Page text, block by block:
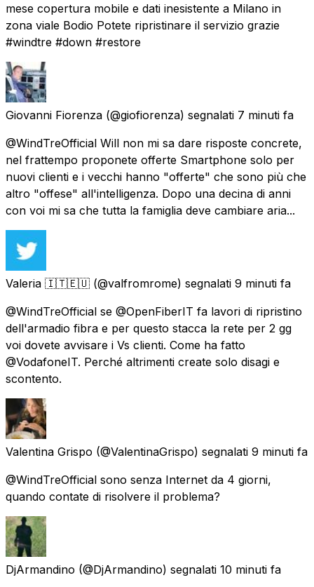
mese copertura mobile e dati inesistente a Milano in
zona viale Bodio Potete ripristinare il servizio grazie
#windtre #down #restore
Giovanni Fiorenza (@giofiorenza) segnalati 7 minuti fa
@WindTreOfficial Will non mi sa dare risposte concrete,
nel frattempo proponete offerte Smartphone solo per
nuovi clienti e i vecchi hanno "offerte" che sono più che
altro "offese" all'intelligenza. Dopo una decina di anni
con voi mi sa che tutta la famiglia deve cambiare aria...
Valeria 🇮🇹🇪🇺 (@valfromrome) segnalati 9 minuti fa
@WindTreOfficial se @OpenFiberIT fa lavori di ripristino
dell'armadio fibra e per questo stacca la rete per 2 gg
voi dovete avvisare i Vs clienti. Come ha fatto
@VodafoneIT. Perché altrimenti create solo disagi e
scontento.
Valentina Grispo (@ValentinaGrispo) segnalati 9 minuti fa
@WindTreOfficial sono senza Internet da 4 giorni,
quando contate di risolvere il problema?
DjArmandino (@DjArmandino) segnalati 10 minuti fa